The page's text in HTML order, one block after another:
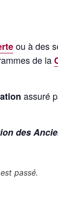
ou à des
de la
assuré
des
passé.